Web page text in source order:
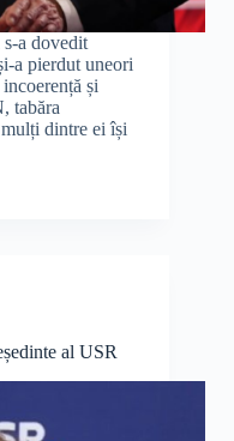
s-a dovedit
a pierdut uneori
și
tabăra
dintre ei își
al USR